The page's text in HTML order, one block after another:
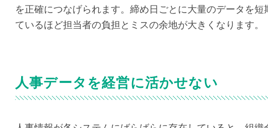
を正確につなげられます。締め日ごとに大量のデータを
ているほど担当者の負担とミスの余地が大きくなります。
人事データを経営に活かせない